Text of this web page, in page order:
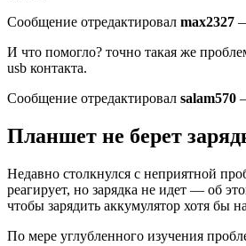
Сообщение отредактировал max2327
И что помогло? точно такая же
usb контакта.
Сообщение отредактировал salam570
Планшет не берет
Недавно столкнулся с неприятной
реагирует, но зарядка не идет — об
чтобы зарядить аккумулятор хотя бы
По мере углубленного изучения